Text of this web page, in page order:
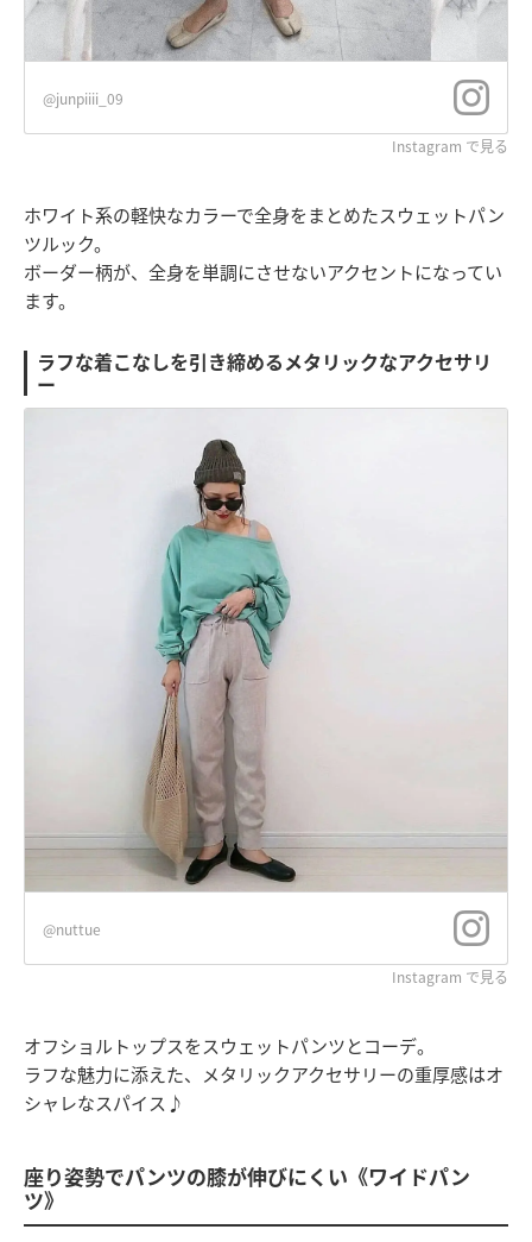
@junpiiii_09
Instagram で見る
ホワイト系の軽快なカラーで全身をまとめたスウェットパン
ツルック。
ボーダー柄が、全身を単調にさせないアクセントになってい
ます。
ラフな着こなしを引き締めるメタリックなアクセサリ
ー
@nuttue
Instagram で見る
オフショルトップスをスウェットパンツとコーデ。
ラフな魅力に添えた、メタリックアクセサリーの重厚感はオ
シャレなスパイス♪
座り姿勢でパンツの膝が伸びにくい《ワイドパン
ツ》